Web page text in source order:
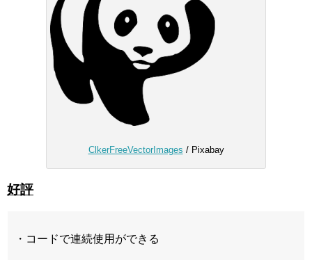
ClkerFreeVectorImages / Pixabay
好評
・コードで連続使用ができる